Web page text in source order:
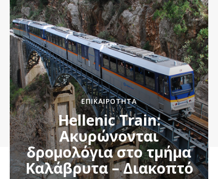
ΕΠΙΚΑΙΡΌΤΗΤΑ
Hellenic Train:
Ακυρώνονται
δρομολόγια στο τμήμα
Καλάβρυτα – Διακοπτό